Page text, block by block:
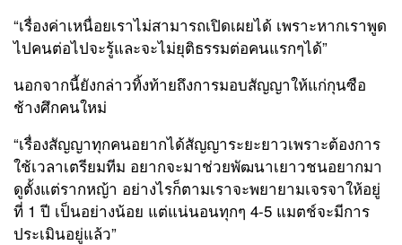
“เรื่องค่าเหนื่อยเราไม่สามารถเปิดเผยได้ เพราะหากเราพูด
ไปคนต่อไปจะรู้และจะไม่ยุติธรรมต่อคนแรกๆได้”
นอกจากนี้ยังกล่าวทิ้งท้ายถึงการมอบสัญญาให้แก่กุนซือ
ช้างศึกคนใหม่
“เรื่องสัญญาทุกคนอยากได้สัญญาระยะยาวเพราะต้องการ
ใช้เวลาเตรียมทีม อยากจะมาช่วยพัฒนาเยาวชนอยากมา
ดูตั้งแต่รากหญ้า อย่างไรก็ตามเราจะพยายามเจรจาให้อยู่
ที่ 1ปี เป็นอย่างน้อย แต่แน่นอนทุกๆ 4-5 แมตช์จะมีการ
ประเมินอยู่แล้ว”